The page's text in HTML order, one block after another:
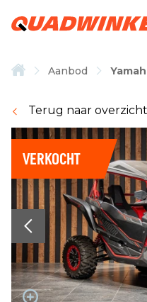
Aanbod
Terug naar overzicht
VERKOCHT